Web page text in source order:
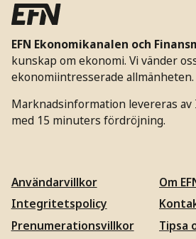
EFN Ekonomikanalen och
kunskap om ekonomi. Vi vänder
ekonomiintresserade allmänheten.
Marknadsinformation levereras
med 15 minuters fördröjning.
Användarvillkor
Integritetspolicy
Prenumerationsvillkor
Om
Tipsa